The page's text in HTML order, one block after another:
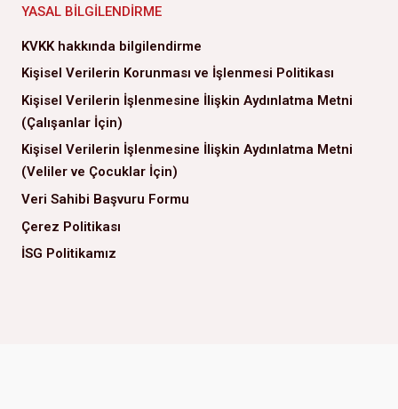
YASAL BILGILENDIRME
KVKK hakkında bilgilendirme
Kişisel Verilerin Korunması ve İşlenmesi Politikası
Kişisel Verilerin İşlenmesine İlişkin Aydınlatma Metni
(Çalışanlar İçin)
Kişisel Verilerin İşlenmesine İlişkin Aydınlatma Metni
(Veliler ve Çocuklar İçin)
Veri Sahibi Başvuru Formu
Çerez Politikası
İSG Politikamız